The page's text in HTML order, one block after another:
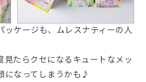
ッケージも、ムレスナティーの人
たらクセになるキュートなメッ
になってしまうかも♪